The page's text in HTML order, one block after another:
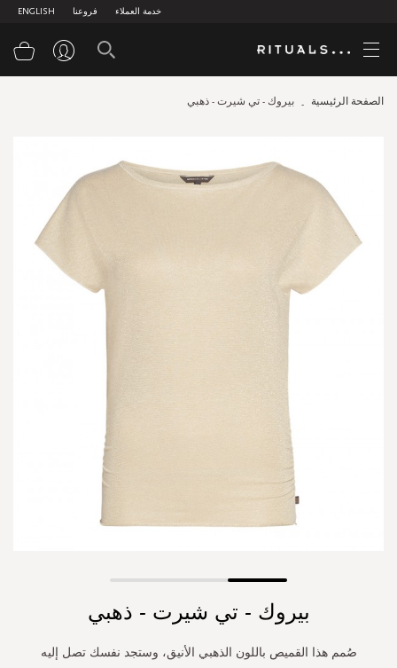
ENGLISH فروعنا خدمة العملاء
الصفحة الرئيسية بيروك - تي شيرت - ذهبي
images
بيروك - تي شيرت - ذهبي
صُمم هذا القميص باللون الذهبي الأنيق، وستجد نفسك تصل إليه